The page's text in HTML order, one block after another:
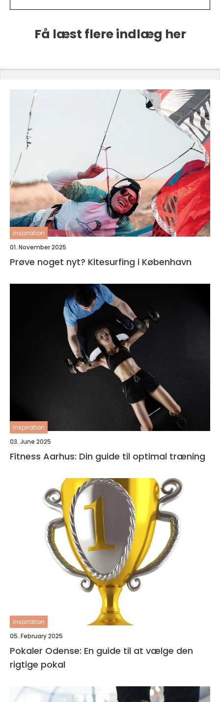
Få læst flere indlæg her
inspiration
01. November 2025
Prøve noget nyt? Kitesurfing i København
inspiration
03. June 2025
Fitness Aarhus: Din guide til optimal træning
inspiration
05. February 2025
Pokaler Odense: En guide til at vælge den
rigtige pokal